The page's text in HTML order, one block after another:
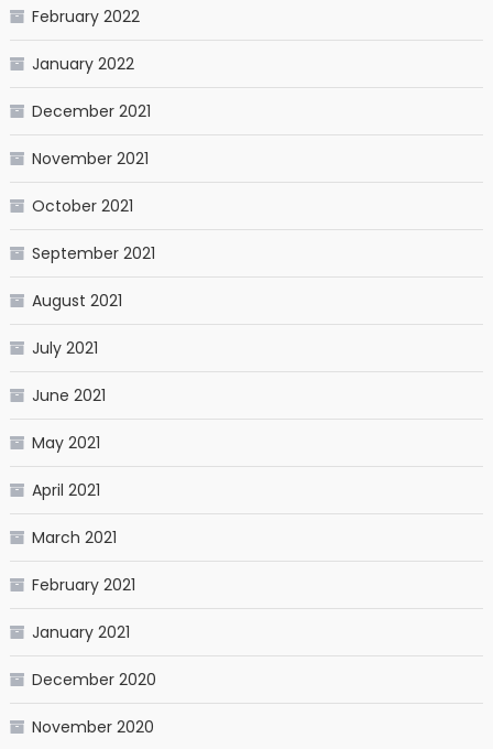
February 2022
January 2022
December 2021
November 2021
October 2021
September 2021
August 2021
July 2021
June 2021
May 2021
April 2021
March 2021
February 2021
January 2021
December 2020
November 2020